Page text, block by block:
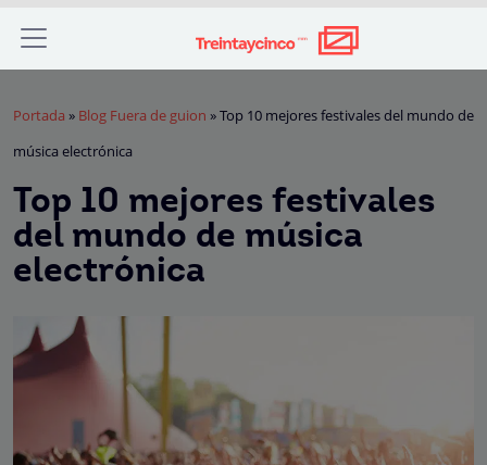
Portada » Blog Fuera de guion »Top 10 mejores festivales del mundo de
música electrónica
Top 10 mejores festivales
del mundo de música
electrónica